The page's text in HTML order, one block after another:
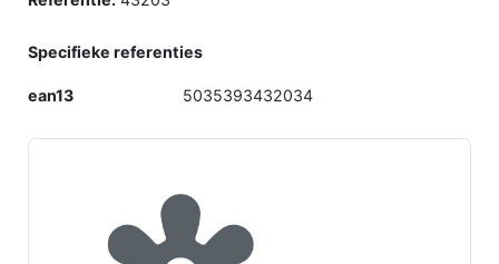
Specifieke referenties
ean13 5035393432034